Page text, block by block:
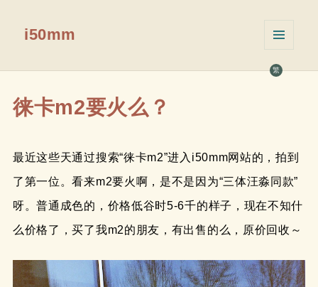
繁
i50mm
挂件
徕卡m2要火么？
最近这些天通过搜索“徕卡m2”进入i50mm网站的，拍到
了第一位。看来m2要火啊，是不是因为“三体汪淼同款”
呀。普通成色的，价格低谷时5-6千的样子，现在不知什
么价格了，买了我m2的朋友，有出售的么，原价回收～